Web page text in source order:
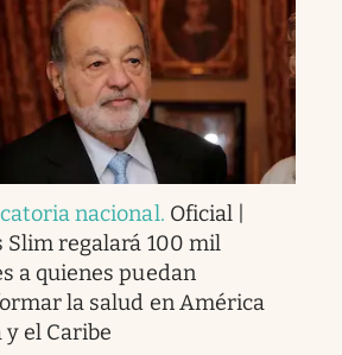
nacional. Oficial |
Slim regalará 100 mil
a quienes puedan
la salud en América
y el Caribe